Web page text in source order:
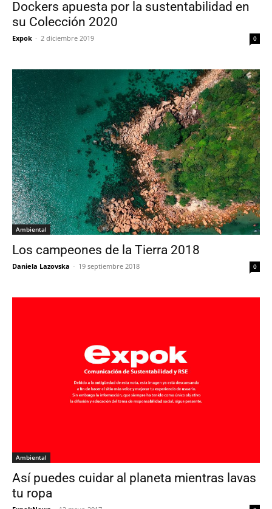
Dockers apuesta por la sustentabilidad en
su Colección 2020
Expok - 2 diciembre 2019 0
Ambiental
Los campeones de la Tierra 2018
Daniela Lazovska - 19 septiembre 2018 0
Ambiental
Así puedes cuidar al planeta mientras lavas
tu ropa